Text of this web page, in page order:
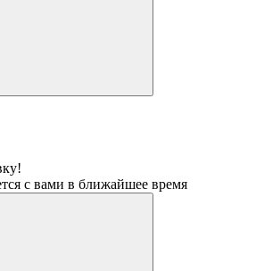
с вами в ближайшее время